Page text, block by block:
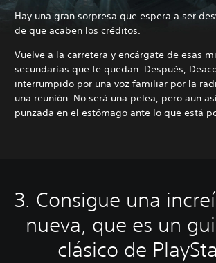
Hay una gran sorpresa que espera a ser
de que acaben los créditos.
Vuelve a la carretera y encárgate de esas
secundarias que te quedan. Después,
interrumpido por una voz familiar por la
una reunión. No será una pelea, pero aun
punzada en el estómago ante lo que está
3. Consigue una
nueva, que es un
clásico de